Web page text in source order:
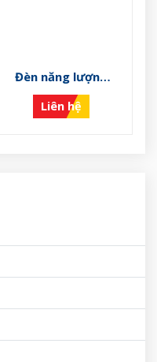
Đèn năng lượng
mặt trời VS-NLMT-
F
Liên hệ